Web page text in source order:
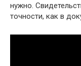
нужно.
точности, как в